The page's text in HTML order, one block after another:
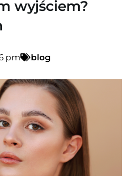
wyjściem?
pm blog